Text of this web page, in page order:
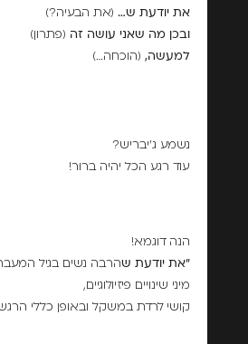
את יודעת ש…(את הבעיה?)
ובכן מה שאני עושה זה (פתרון)
למעשה,(הוכחה…)
נשמע ג'יבריש?
עוד רגע הכל יהיה ברור!
הנה דוגמא!
"את יודעת שהרבה נשים בגיל
מיני שינויים פיזיולוגיים,
קושי לרדת במשקל ובאופן כללי